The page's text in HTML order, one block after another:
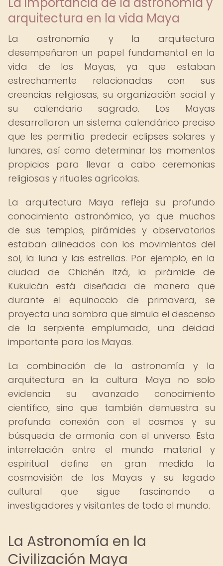
arquitectura en la vida Maya
La astronomía y la arquitectura
desempeñaron un papel fundamental en la
vida de los Mayas, ya que estaban
estrechamente relacionadas con sus
creencias religiosas, su organización social y
su calendario sagrado. Los Mayas
desarrollaron un sistema calendárico preciso
que les permitía predecir eclipses solares y
lunares, así como determinar los momentos
propicios para llevar a cabo ceremonias
religiosas y rituales agrícolas.
La arquitectura Maya refleja su profundo
conocimiento astronómico, ya que muchos
de sus templos, pirámides y observatorios
estaban alineados con los movimientos del
sol, la luna y las estrellas. Por ejemplo, en la
ciudad de Chichén Itzá, la pirámide de
Kukulcán está diseñada de manera que
durante el equinoccio de primavera, se
proyecta una sombra que simula el descenso
de la serpiente emplumada, una deidad
importante para los Mayas.
La combinación de la astronomía y la
arquitectura en la cultura Maya no solo
evidencia su avanzado conocimiento
científico, sino que también demuestra su
profunda conexión con el cosmos y su
búsqueda de armonía con el universo. Esta
interrelación entre el mundo material y
espiritual define en gran medida la
cosmovisión de los Mayas y su legado
cultural que sigue fascinando a
investigadores y visitantes de todo el mundo.
La Astronomía en la
Civilización Maya